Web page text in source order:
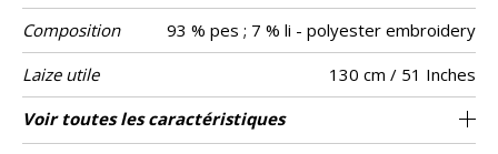
Composition
93 % pes ; 7 % li - polyester embroidery
Laize utile
130 cm / 51 Inches
Raccord
Raccord droit
Sens De large
Poids g/m² 571
Usage
Entretien
Pays d'origine Inde
Rapport
Horizontal
65 cm / 26 Inches
Rapport
Vertical
39 cm / 15 Inches
Voir toutes les caractéristiques